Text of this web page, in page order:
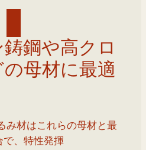
鋼や高クロ
母材に最適
み材はこれらの母材と最
で、特性発揮